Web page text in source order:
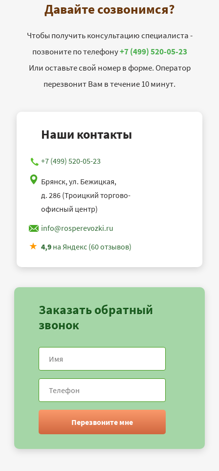
Давайте созвонимся?
Чтобы получить консультацию специалиста -
позвоните по телефону+7 (499) 520-05-23
Или оставьте свой номер в форме. Оператор
перезвонит Вам в течение 10 минут.
Наши контакты
+7 (499) 520-05-23
Брянск, ул. Бежицкая,
д. 286 (Троицкий торгово-
офисный центр)
info@rosperevozki.ru
4,9 на Яндекс (60 отзывов)
Заказать обратный
звонок
Перезвоните мне